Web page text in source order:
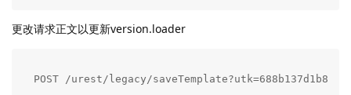
更改请求正文以更新version.loader
POST /urest/legacy/